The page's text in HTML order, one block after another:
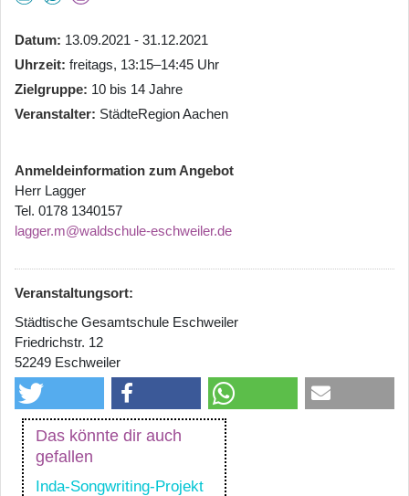
Datum 13.09.2021 - 31.12.2021
Uhrzeit freitags, 13:15–14:45 Uhr
Zielgruppe 10 bis 14 Jahre
Veranstalter StädteRegion Aachen
Anmeldeinformation zum Angebot
Herr Lagger
Tel. 0178 1340157
lagger.m@waldschule-eschweiler.de
Veranstaltungsort:
Städtische Gesamtschule Eschweiler
Friedrichstr. 12
52249 Eschweiler
Das könnte dir auch
gefallen
Inda-Songwriting-Projekt